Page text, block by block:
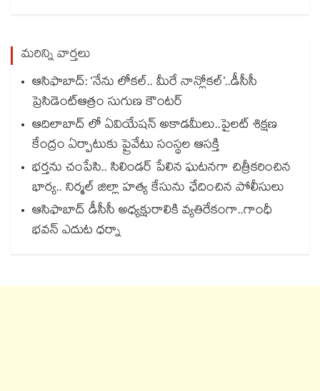
మరిన్ని వార్తలు
ఆసిఫాబాద్: ‘నేను లోకల్.. మీరే నాన్లోకల్’..డీసీసీ
ప్రెసిడెంట్ఆత్రం సుగుణ కౌంటర్
ఆదిలాబాద్ లో ఏవియేషన్ అకాడమీలు..పైలట్ శిక్షణ
కేంద్రం ఏర్పాటుకు ప్రైవేటు సంస్థల ఆసక్తి
భర్తను చంపేసి.. సిలిండర్ పేలిన ఘటనగా చిత్రీకరించిన
భార్య.. నిర్మల్ జిల్లా హత్య కేసును ఛేదించిన పోలీసులు
ఆసిఫాబాద్ డీసీసీ అధ్యక్షురాలికి వ్యతిరేకంగా..గాంధీ
భవన్ ఎదుట ధర్నా